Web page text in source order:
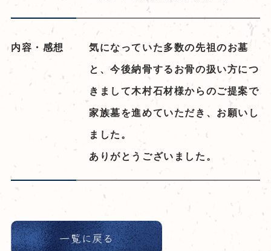
内容・感想 気になっていた多数の先祖のお墓
と、今後納骨するお骨の扱い方につ
きまして木村石材様からのご提案で
家族墓を進めていただき、お願いし
ました。
ありがとうございました。
一覧に戻る